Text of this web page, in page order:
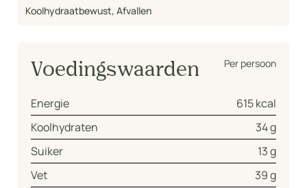
Koolhydraatbewust, Afvallen
Voedingswaarden Per persoon
Energie
615 kcal
Koolhydraten
34 g
Suiker
13 g
Vet
39 g